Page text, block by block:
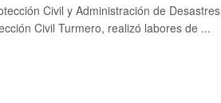
Civil y Administración de Desastres
Civil Turmero, realizó labores de ...